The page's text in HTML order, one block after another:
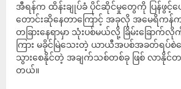
အီရန်က ထိန်းချုပ်ခံ ပိုင်ဆိုင်မှုတွေကို ပြန်ဖွင့်ပ
တောင်းဆိုနေတာကြောင့် အခုလို အမေရိ
တခြားနေရာမှာ သုံးပစ်မယ်လို့ ခြိမ်းခြောက်
ကြား မခိုင်မြဲသေးတဲ့ ယာယီအပစ်အခတ်ရပ်စဲရေ
သွားစေနိုင်တဲ့ အချက်သစ်တစ်ခု ဖြစ် လာနိုင်
တယ်။